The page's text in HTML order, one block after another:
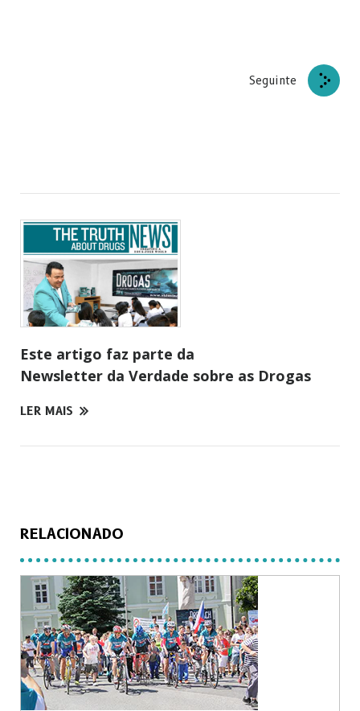
Seguinte
Este artigo faz parte da
Newsletter da Verdade sobre as Drogas
LER MAIS
RELACIONADO